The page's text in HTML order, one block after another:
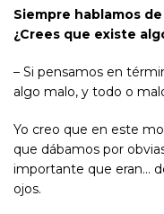
Siempre hablamos
¿Crees que existe
– Si pensamos en
algo malo, y todo o
Yo creo que en este
que dábamos por
importante que eran…
ojos.